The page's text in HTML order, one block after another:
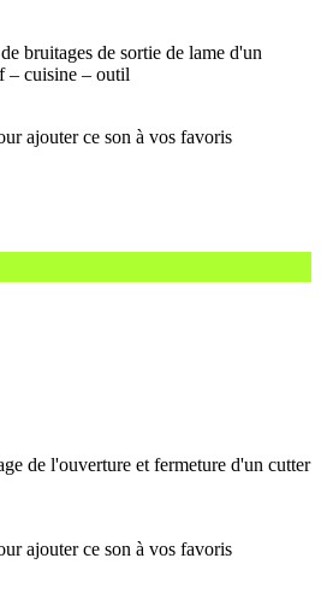
bruitages de sortie de lame d'un
– cuisine – outil
de l'ouverture et fermeture d'un cutter